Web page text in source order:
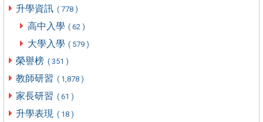
升學資訊 ( 778 )
高中入學 ( 62 )
大學入學 ( 579 )
榮譽榜 ( 351 )
教師研習 ( 1,878 )
家長研習 ( 61 )
升學表現 ( 18 )